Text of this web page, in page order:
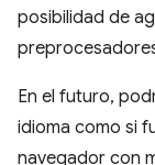
posibilidad de
preprocesadores
En el futuro,
idioma como si
navegador con